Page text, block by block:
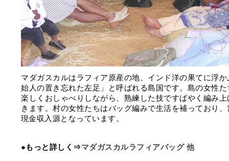
マダガスカルはラフィア原産の地、インド洋の果てに浮
始人の置き忘れた左足」と呼ばれる島国です。島の女性
楽しくおしゃべりしながら、熟練した技ですばやく編み
きます。村の女性たちはバッグ編みで生活を補っており
現金収入源となっています。
●もっと詳しく⇒マダガスカルラフィアバッグ 他